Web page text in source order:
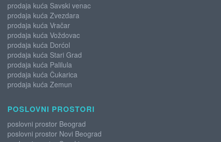
prodaja kuća Savski venac
prodaja kuća Zvezdara
prodaja kuća Vračar
prodaja kuća Voždovac
prodaja kuća Dorćol
prodaja kuća Stari Grad
prodaja kuća Palilula
prodaja kuća Čukarica
prodaja kuća Zemun
POSLOVNI PROSTORI
poslovni prostor Beograd
poslovni prostor Novi Beograd